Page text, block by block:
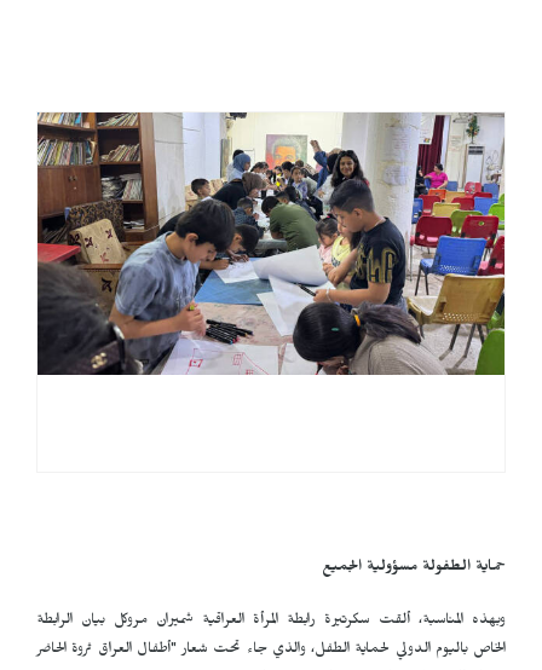
حماية الطفولة مسؤولية الجميع
وبهذه المناسبة، ألقت سكرتيرة رابطة المرأة العراقية شميران مروكل بيان الرابطة
الخاص باليوم الدولي لحماية الطفل، والذي جاء تحت شعار "أطفال العراق ثروة الحاضر